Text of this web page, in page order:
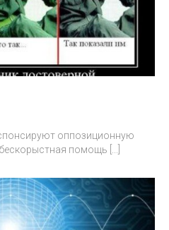
оппозиционную
помощь